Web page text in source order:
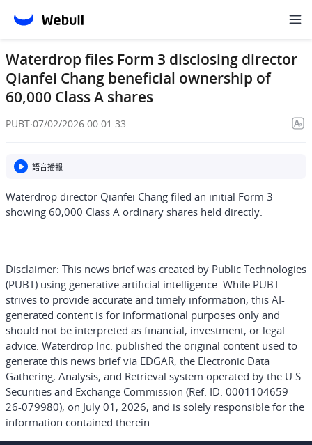
Waterdrop files Form 3 disclosing director
Qianfei Chang beneficial ownership of
60,000 Class A shares
PUBT·07/02/2026 00:01:33
語音播報
Waterdrop director Qianfei Chang filed an initial Form 3
showing 60,000 Class A ordinary shares held directly.
Disclaimer: This news brief was created by Public Technologies
(PUBT) using generative artificial intelligence. While PUBT
strives to provide accurate and timely information, this AI-
generated content is for informational purposes only and
should not be interpreted as financial, investment, or legal
advice. Waterdrop Inc. published the original content used to
generate this news brief via EDGAR, the Electronic Data
Gathering, Analysis, and Retrieval system operated by the U.S.
Securities and Exchange Commission (Ref. ID: 0001104659-
26-079980), on July 01, 2026, and is solely responsible for the
information contained therein.